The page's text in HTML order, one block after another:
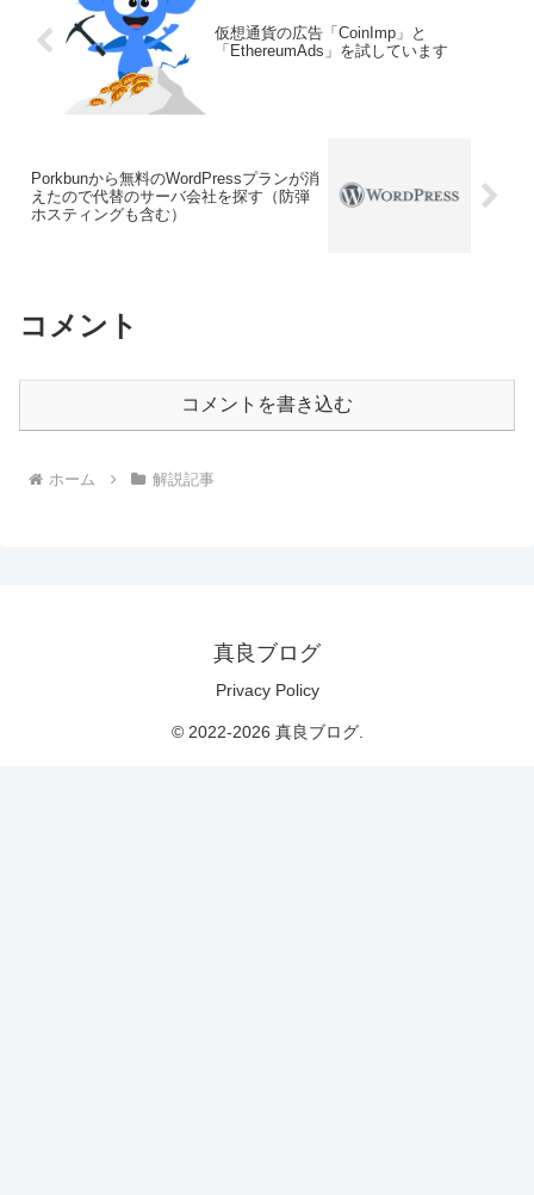
仮想通貨の広告「CoinImp」と
「EthereumAds」を試しています
Porkbunから無料のWordPressプランが消
えたので代替のサーバ会社を探す（防弾
ホスティングも含む）
コメント
コメントを書き込む
ホーム 解説記事
真良ブログ
Privacy Policy
© 2022-2026 真良ブログ.